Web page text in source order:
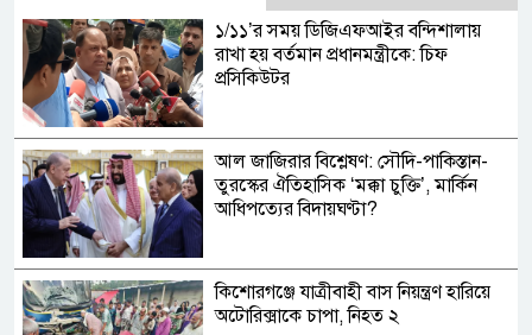
১/১১’র সময় ডিজিএফআইর বন্দিশালায়
রাখা হয় বর্তমান প্রধানমন্ত্রীকে: চিফ
প্রসিকিউটর
আল জাজিরার বিশ্লেষণ: সৌদি-পাকিস্তান-
তুরস্কের ঐতিহাসিক ‘মক্কা চুক্তি’, মার্কিন
আধিপত্যের বিদায়ঘণ্টা?
কিশোরগঞ্জে যাত্রীবাহী বাস নিয়ন্ত্রণ হারিয়ে
অটোরিক্সাকে চাপা, নিহত ২